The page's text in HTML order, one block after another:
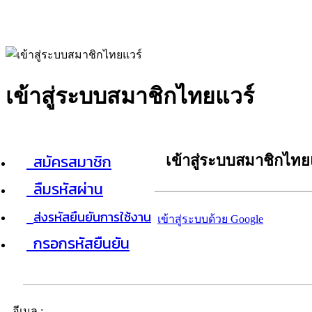
เข้าสู่ระบบสมาชิกไทยแวร์
สมัครสมาชิก
ลืมรหัสผ่าน
ส่งรหัสยืนยันการใช้งาน
กรอกรหัสยืนยัน
เข้าสู่ระบบสมาชิกไท
เข้าสู่ระบบด้วย Google